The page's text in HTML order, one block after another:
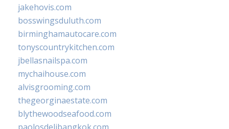
jakehovis.com
bosswingsduluth.com
birminghamautocare.com
tonyscountrykitchen.com
jbellasnailspa.com
mychaihouse.com
alvisgrooming.com
thegeorginaestate.com
blythewoodseafood.com